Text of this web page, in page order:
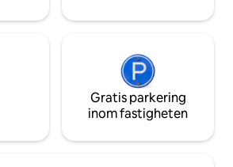
Gratis parkering
inom fastigheten